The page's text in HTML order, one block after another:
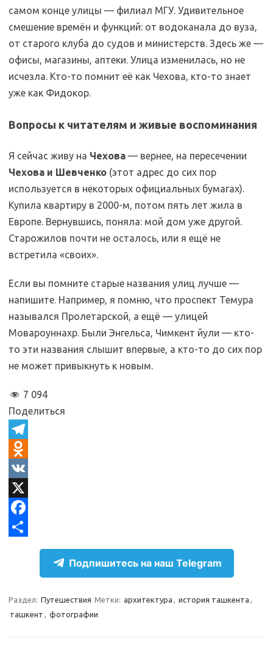
самом конце улицы — филиал МГУ. Удивительное
смешение времён и функций: от водоканала до вуза,
от старого клуба до судов и министерств. Здесь же —
офисы, магазины, аптеки. Улица изменилась, но не
исчезла. Кто-то помнит её как Чехова, кто-то знает
уже как Фидокор.
Вопросы к читателям и живые воспоминания
Я сейчас живу на Чехова — вернее, на пересечении
Чехова и Шевченко (этот адрес до сих пор
используется в некоторых официальных бумагах).
Купила квартиру в 2000-м, потом пять лет жила в
Европе. Вернувшись, поняла: мой дом уже другой.
Старожилов почти не осталось, или я ещё не
встретила «своих».
Если вы помните старые названия улиц лучше —
напишите. Например, я помню, что проспект Темура
назывался Пролетарской, а ещё — улицей
Мовароуннахр. Были Энгельса, Чимкент йули — кто-
то эти названия слышит впервые, а кто-то до сих пор
не может привыкнуть к новым.
7 094
Поделиться
T
e
e
g
O
d
n
o
s
V
KX
F
bр
Подпишитесь на наш Telegram
Раздел: Путешествия Метки: архитектура , история ташкента ,
ташкент , фотографии